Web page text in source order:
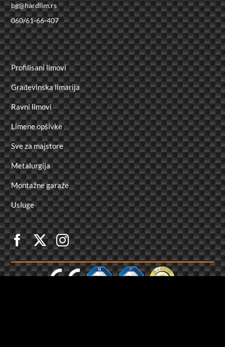
bg@hardlim.rs
060/61-66-407
Profilisani limovi
Građevinska limarija
Ravni limovi
Limene opšivke
Sve za majstore
Metalurgija
Montažne garaže
Usluge